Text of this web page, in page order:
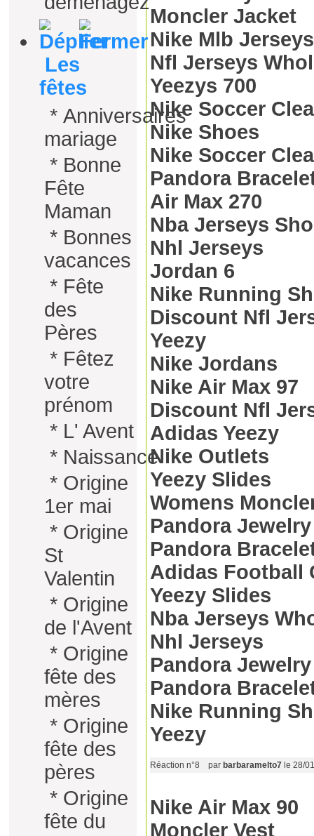
Les
fêtes
* Anniversaires
mariage
* Bonne
Fête
Maman
* Bonnes
vacances
* Fête
des
Pères
* Fêtez
votre
prénom
* L' Avent
* Naissance
* Origine
1er mai
* Origine
St
Valentin
* Origine
de l'Avent
* Origine
fête des
mères
* Origine
fête des
pères
* Origine
fête du
Moncler Jacket
Nike Mlb Jerseys
Nfl Jerseys
Yeezys 700
Nike Soccer
Nike Shoes
Nike Soccer
Pandora
Air Max 270
Nba Jerseys
Nhl Jerseys
Jordan 6
Nike Running
Discount Nfl
Yeezy
Nike Jordans
Nike Air Max 97
Discount Nfl
Adidas Yeezy
Nike Outlets
Yeezy Slides
Womens
Pandora
Pandora
Adidas Football
Yeezy Slides
Nba Jerseys
Nhl Jerseys
Pandora Jewelry
Pandora
Nike Running
Yeezy
Réaction n°8 par barbaramelto7 le 28/
Nike Air Max 90
Moncler Vest